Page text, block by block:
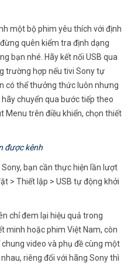
một bộ phim yêu thích với định
quên kiểm tra định dạng
bạn nhé. Hãy kết nối USB qua
trường hợp nếu tivi Sony tự
có thể thưởng thức luôn nhưng
chuyển qua bước tiếp theo
Menu trên điều khiển, chọn thiết
được kênh
bạn cần thực hiện lần lượt
> Thiết lập > USB tự động khởi
chỉ đem lại hiệu quả trong
minh hoặc phim Việt Nam, còn
video và phụ đề cùng một
riêng đối với hãng Sony thì